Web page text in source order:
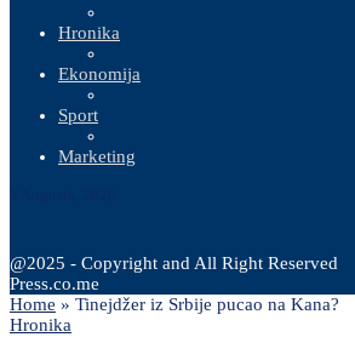
Hronika
Ekonomija
Sport
Marketing
@2025 - Copyright and All Right Reserved
Press.co.me
Home » Tinejdžer iz Srbije pucao na Kana?
Hronika